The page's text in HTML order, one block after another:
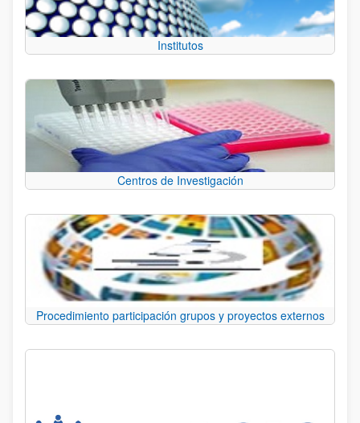
Institutos
Centros de Investigación
Procedimiento participación grupos y proyectos externos